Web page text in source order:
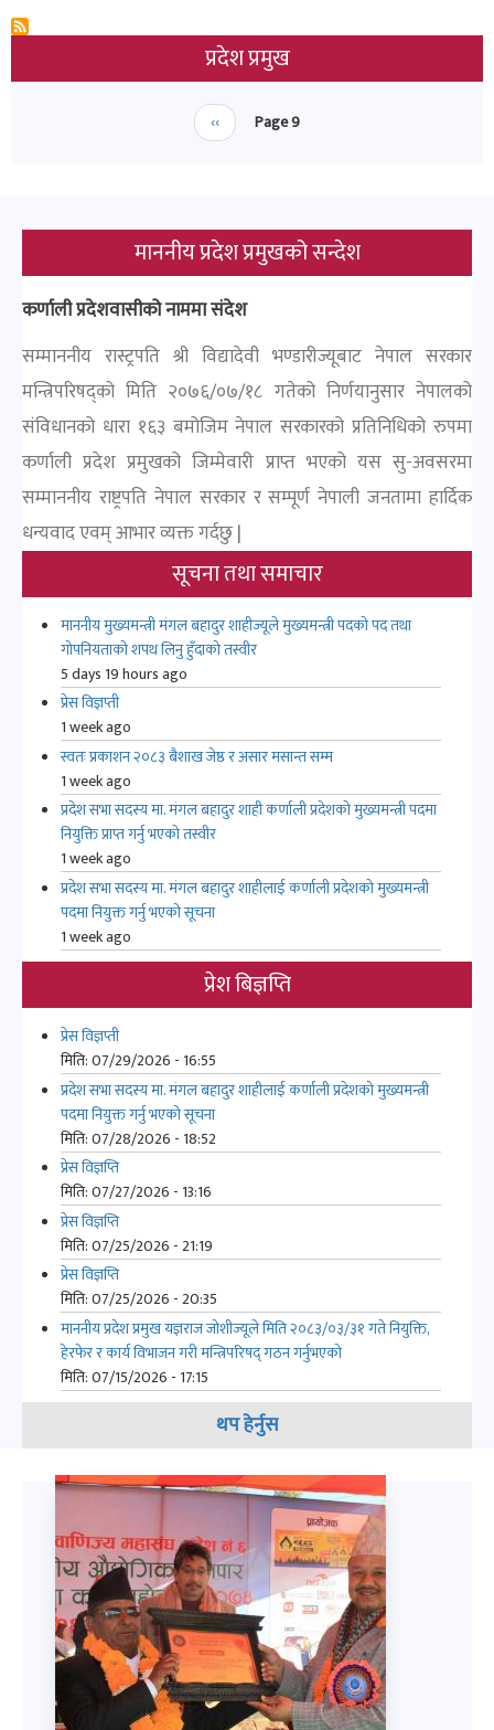
प्रदेश प्रमुख
Previous
page
‹‹ Page 9
माननीय प्रदेश प्रमुखको सन्देश
कर्णाली प्रदेशवासीको नाममा संदेश
सम्माननीय रास्ट्रपति श्री विद्यादेवी भण्डारीज्यूबाट नेपाल सरकार
मन्त्रिपरिषद्को मिति २०७६/०७/१८ गतेको निर्णयानुसार नेपालको
संविधानको धारा १६३ बमोजिम नेपाल सरकारको प्रतिनिधिको रुपमा
कर्णाली प्रदेश प्रमुखको जिम्मेवारी प्राप्त भएको यस सु-अवसरमा
सम्माननीय राष्ट्रपति नेपाल सरकार र सम्पूर्ण नेपाली जनतामा हार्दिक
धन्यवाद एवम् आभार व्यक्त गर्दछु |
सूचना तथा समाचार
माननीय मुख्यमन्त्री मंगल बहादुर शाहीज्यूले मुख्यमन्त्री पदको पद तथा
गोपनियताको शपथ लिनु हुँदाको तस्वीर
5 days 19 hours ago
प्रेस विज्ञप्ती
1 week ago
स्वतः प्रकाशन २०८३ बैशाख जेष्ठ र असार मसान्त सम्म
1 week ago
प्रदेश सभा सदस्य मा. मंगल बहादुर शाही कर्णाली प्रदेशको मुख्यमन्त्री पदमा
नियुक्ति प्राप्त गर्नु भएको तस्वीर
1 week ago
प्रदेश सभा सदस्य मा. मंगल बहादुर शाहीलाई कर्णाली प्रदेशको मुख्यमन्त्री
पदमा नियुक्त गर्नु भएको सूचना
1 week ago
प्रेश बिज्ञप्ति
प्रेस विज्ञप्ती
मिति:07/29/2026 - 16:55
प्रदेश सभा सदस्य मा. मंगल बहादुर शाहीलाई कर्णाली प्रदेशको मुख्यमन्त्री
पदमा नियुक्त गर्नु भएको सूचना
मिति:07/28/2026 - 18:52
प्रेस विज्ञप्ति
मिति:07/27/2026 - 13:16
प्रेस विज्ञप्ति
मिति:07/25/2026 - 21:19
प्रेस विज्ञप्ति
मिति:07/25/2026 - 20:35
माननीय प्रदेश प्रमुख यज्ञराज जोशीज्यूले मिति २०८३/०३/३१ गते नियुक्ति,
हेरफेर र कार्य विभाजन गरी मन्त्रिपरिषद् गठन गर्नुभएको
मिति: 07/15/2026 - 17:15
थप हेर्नुस